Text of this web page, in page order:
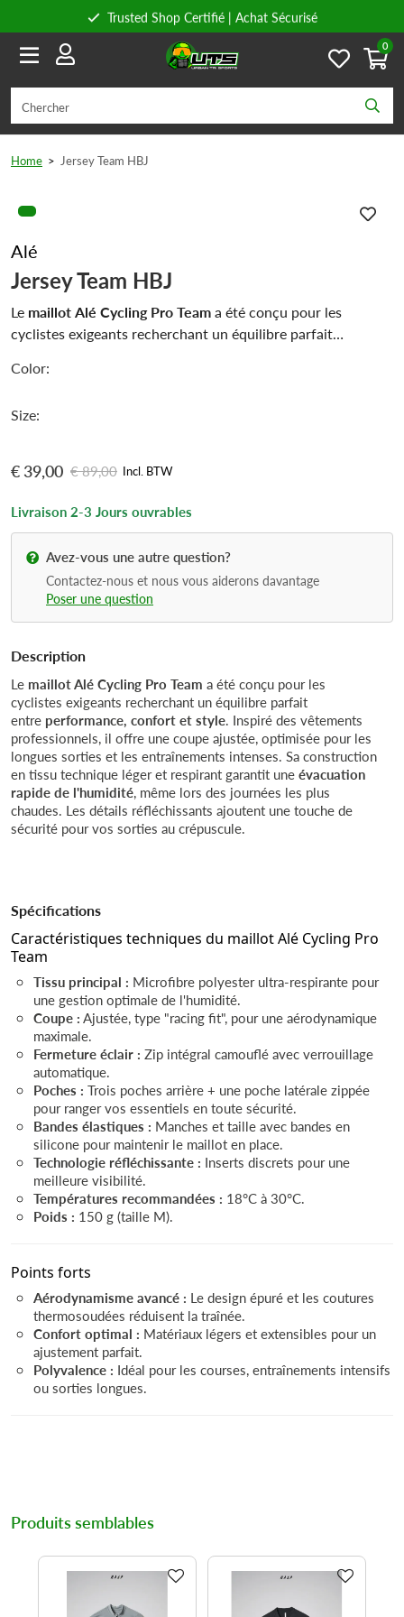
Trusted Shop Certifié | Achat Sécurisé
Conseils personnels
0
Home > Jersey Team HBJ
Alé
Jersey Team HBJ
Le maillot Alé Cycling Pro Teama été conçu pour les
cyclistes exigeants recherchant un équilibre parfait
professionnels, il offre une coupe ajustée, optimisée pour les
construction en tissu technique léger et respirant garantit
journées les plus chaudes. Les détails réfléchissants ajoutent
une touche de sécurité pour vos sorties au crépuscule.
Color:
Size:
€ 89,00
€ 39,00 Incl. BTW
Livraison 2-3 Jours ouvrables
Avez-vous une autre question?
Contactez-nous et nous vous aiderons davantage
Poser une question
Description
Le maillot Alé Cycling Pro Team a été conçu pour les
cyclistes exigeants recherchant un équilibre parfait
entre performance, confort et style. Inspiré des vêtements
professionnels, il offre une coupe ajustée, optimisée pour les
longues sorties et les entraînements intenses. Sa construction
en tissu technique léger et respirant garantit uneévacuation
rapide de l'humidité, même lors des journées les plus
chaudes. Les détails réfléchissants ajoutent une touche de
sécurité pour vos sorties au crépuscule.
Spécifications
Caractéristiques techniques du maillot Alé Cycling Pro
Team
Tissu principal : Microfibre polyester ultra-respirante pour
une gestion optimale de l'humidité.
Coupe :Ajustée, type "racing fit", pour une aérodynamique
maximale.
Fermeture éclair : Zip intégral camouflé avec verrouillage
automatique.
Poches : Trois poches arrière + une poche latérale zippée
pour ranger vos essentiels en toute sécurité.
Bandes élastiques : Manches et taille avec bandes en
silicone pour maintenir le maillot en place.
Technologie réfléchissante : Inserts discrets pour une
meilleure visibilité.
Températures recommandées : 18°C à 30°C.
Poids : 150 g (taille M).
Points forts
Aérodynamisme avancé : Le design épuré et les coutures
thermosoudées réduisent la traînée.
Confort optimal : Matériaux légers et extensibles pour un
ajustement parfait.
Polyvalence : Idéal pour les courses, entraînements intensifs
ou sorties longues.
Produits semblables